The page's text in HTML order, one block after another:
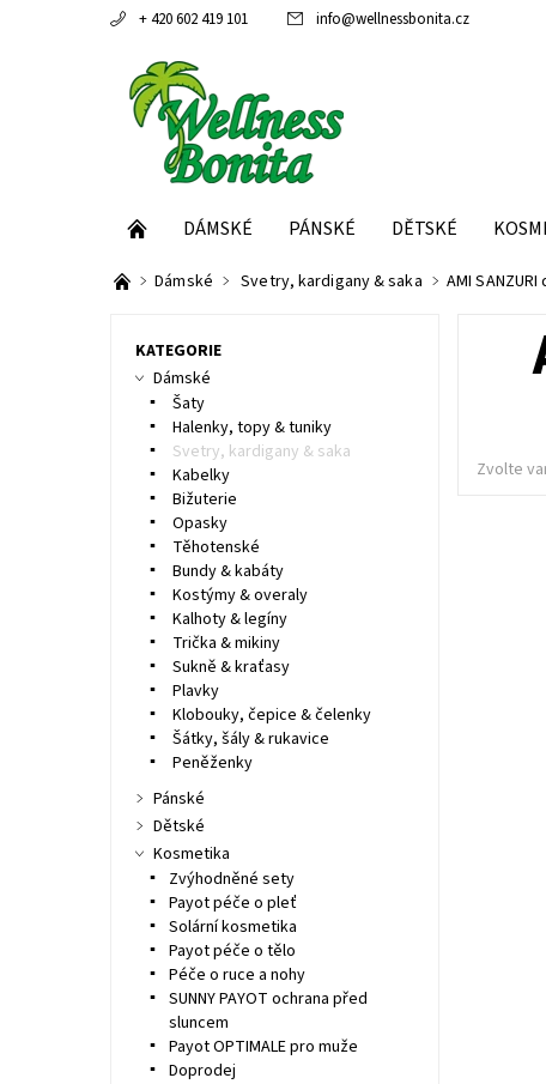
+ 420 602 419 101 info@wellnessbonita.cz
DÁMSKÉ PÁNSKÉ DĚTSKÉ
Dámské Svetry, kardigany & saka AMI
Zvolte
KATEGORIE
Dámské
Šaty
Halenky, topy & tuniky
Svetry, kardigany & saka
Kabelky
Bižuterie
Opasky
Těhotenské
Bundy & kabáty
Kostýmy & overaly
Kalhoty & legíny
Trička & mikiny
Sukně & kraťasy
Plavky
Klobouky, čepice & čelenky
Šátky, šály & rukavice
Peněženky
Pánské
Dětské
Kosmetika
Zvýhodněné sety
Payot péče o pleť
Solární kosmetika
Payot péče o tělo
Péče o ruce a nohy
SUNNY PAYOT ochrana před
sluncem
Payot OPTIMALE pro muže
Doprodej